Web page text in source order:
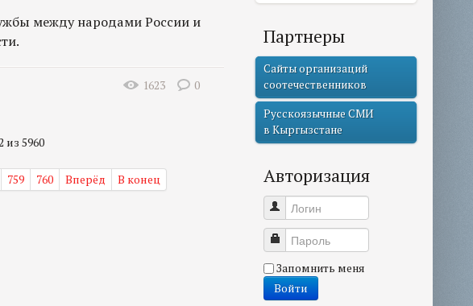
между народами России и
1623 0
из 5960
759 760 Вперёд В конец
Партнеры
Сайты организаций
соотечественников
Русскоязычные СМИ
в Кыргызстане
Авторизация
Логин
Пароль
Запомнить меня
Войти